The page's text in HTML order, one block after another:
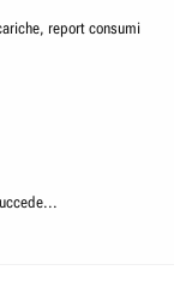
report consumi